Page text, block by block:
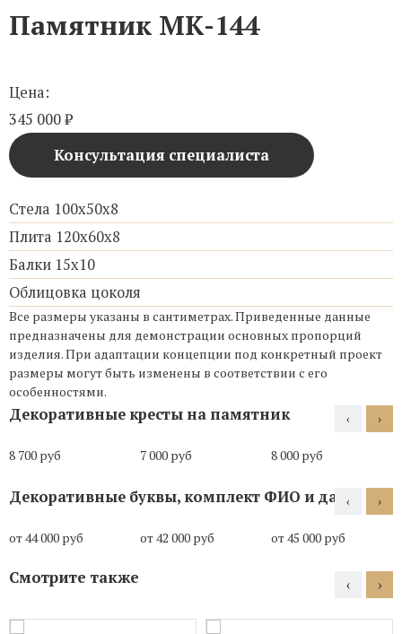
Памятник МК-144
Цена:
345 000₽
Консультация специалиста
Стела 100х50х8
Плита 120х60х8
Балки 15х10
Облицовка цоколя
Все размеры указаны в сантиметрах. Приведенные данные
предназначены для демонстрации основных пропорций
изделия. При адаптации концепции под конкретный проект
размеры могут быть изменены в соответствии с его
особенностями.
Декоративные кресты на памятник
8 700 руб 7 000 руб 8 000 руб
‹ ›
Декоративные буквы, комплект ФИО и даты
от 44 000 руб от 42 000 руб от 45 000 руб
‹ ›
Смотрите также ‹ ›